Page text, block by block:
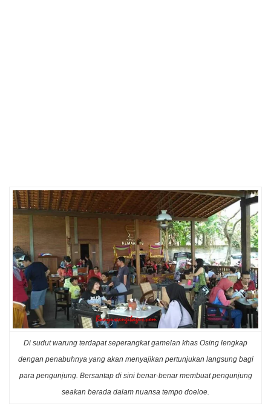
Di sudut warung terdapat seperangkat gamelan khas Osing lengkap
dengan penabuhnya yang akan menyajikan pertunjukan langsung bagi
para pengunjung. Bersantap di sini benar-benar membuat pengunjung
seakan berada dalam nuansa tempo doeloe.